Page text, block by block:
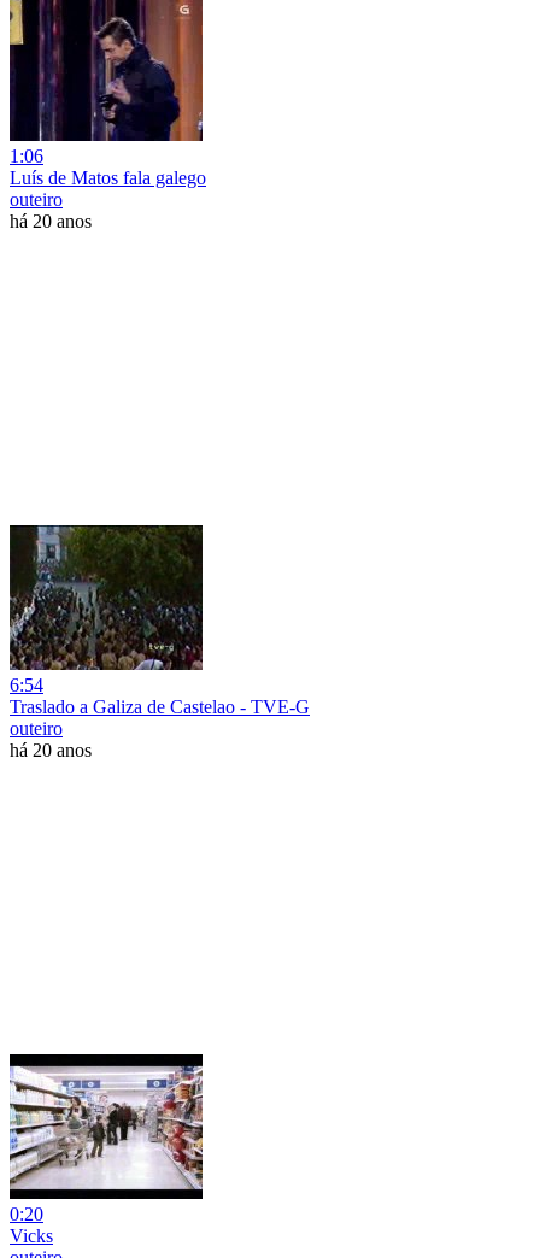
1:06
Luís de Matos fala galego
outeiro
há 20 anos
6:54
Traslado a Galiza de Castelao - TVE-G
outeiro
há 20 anos
0:20
Vicks